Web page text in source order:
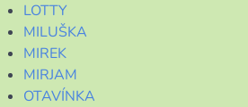
LOTTY
MILUŠKA
MIREK
MIRJAM
OTAVÍNKA